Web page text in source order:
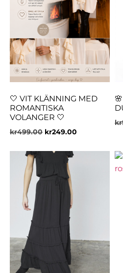
🤍 VIT KLÄNNING MED
ROMANTISKA
VOLANGER 🤍
kr499.00 kr249.00
kr